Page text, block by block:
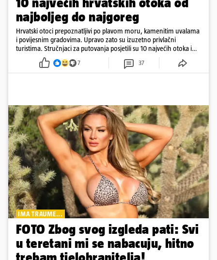
najboljeg do najgoreg
Hrvatski otoci prepoznatljivi po plavom moru, kamenitim uvalama
i povijesnim gradovima. Upravo zato su izuzetno privlačni
turistima. Stručnjaci za putovanja posjetili su 10 najvećih otoka i
rangirali ih
7 37
IMA TRAUME...
FOTO Zbog svog izgleda pati: Svi
u teretani mi se nabacuju, hitno